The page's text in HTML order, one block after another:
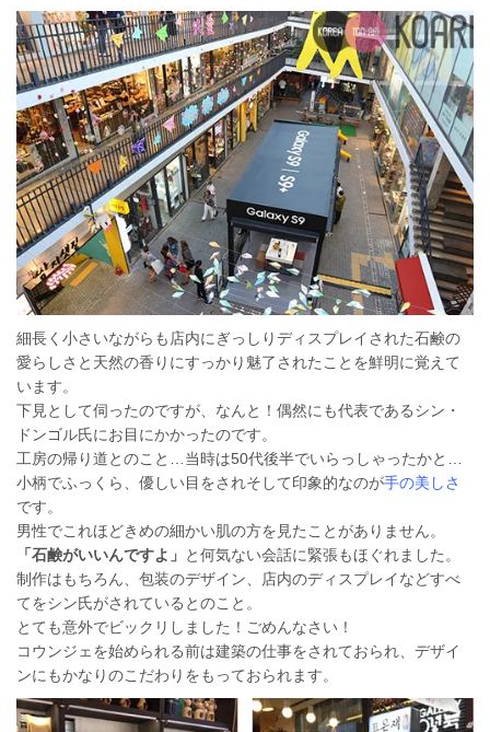
細長く小さいながらも店内にぎっしりディスプレイされた石鹸の
愛らしさと天然の香りにすっかり魅了されたことを鮮明に覚えて
います。
下見として伺ったのですが、なんと！偶然にも代表であるシン・
ドンゴル氏にお目にかかったのです。
工房の帰り道とのこと…当時は50代後半でいらっしゃったかと…
小柄でふっくら、優しい目をされそして印象的なのが手の美しさ
です。
男性でこれほどきめの細かい肌の方を見たことがありません。
「石鹸がいいんですよ」 と何気ない会話に緊張もほぐれました。
制作はもちろん、包装のデザイン、店内のディスプレイなどすべ
てをシン氏がされているとのこと。
とても意外でビックリしました！ごめんなさい！
コウンジェを始められる前は建築の仕事をされておられ、デザイ
ンにもかなりのこだわりをもっておられます。